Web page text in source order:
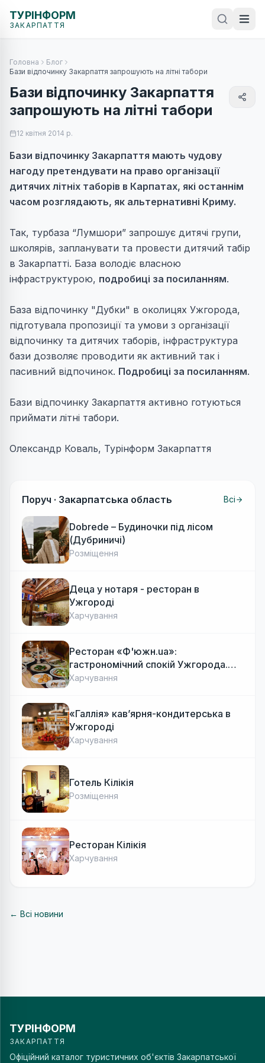
ТУРІНФОРМ
ЗАКАРПАТТЯ
Головна
Блог
Бази відпочинку Закарпаття запрошують на літні табори
Бази відпочинку Закарпаття
запрошують на літні табори
12 квітня 2014 р.
Бази відпочинку Закарпаття мають чудову
нагоду претендувати на право організації
дитячих літніх таборів в Карпатах, які останнім
часом розглядають, як альтернативні Криму.
Так, турбаза “Лумшори” запрошує дитячі групи,
школярів, запланувати та провести дитячий табір
в Закарпатті. База володіє власною
інфраструктурою, подробиці за посиланням.
База відпочинку "Дубки" в околицях Ужгорода,
підготувала пропозиції та умови з організації
відпочинку та дитячих таборів, інфраструктура
бази дозволяє проводити як активний так і
пасивний відпочинок. Подробиці за посиланням.
Бази відпочинку Закарпаття активно готуються
приймати літні табори.
Олександр Коваль, Турінформ Закарпаття
Поруч · Закарпатська область Всі
Dobrede – Будиночки під лісом
(Дубриничі)
Розміщення
Деца у нотаря - ресторан в
Ужгороді
Харчування
Ресторан «Ф'южн.ua»:
гастрономічний спокій Ужгорода.
Авторська локальна кухня, затишок
Харчування
«Галлія» кав’ярня-кондитерська в
Ужгороді
Харчування
Готель Кілікія
Розміщення
Ресторан Кілікія
Харчування
← Всі новини
ТУРІНФОРМ
ЗАКАРПАТТЯ
Офіційний каталог туристичних об'єктів Закарпатської